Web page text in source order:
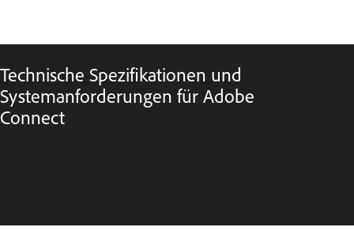
Technische Spezifikationen und
Systemanforderungen für Adobe
Connect